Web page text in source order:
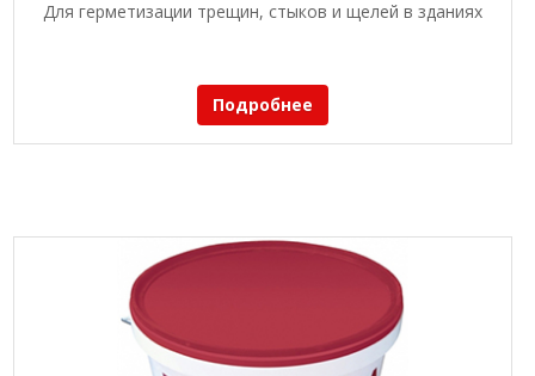
Для герметизации трещин, стыков и щелей в зданиях
Подробнее